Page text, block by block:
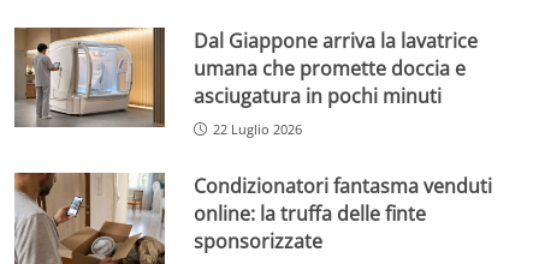
Dal Giappone arriva la lavatrice
umana che promette doccia e
asciugatura in pochi minuti
22 Luglio 2026
Condizionatori fantasma venduti
online: la truffa delle finte
sponsorizzate